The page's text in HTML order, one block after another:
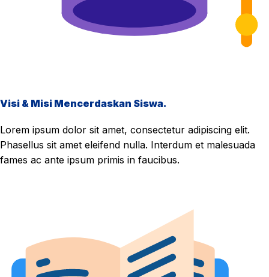
Visi & Misi Mencerdaskan Siswa.
Lorem ipsum dolor sit amet, consectetur adipiscing elit.
Phasellus sit amet eleifend nulla. Interdum et malesuada
fames ac ante ipsum primis in faucibus.